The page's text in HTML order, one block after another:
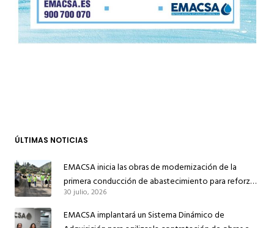
ÚLTIMAS NOTICIAS
EMACSA inicia las obras de modernización de la
primera conducción de abastecimiento para reforzar
el suministro de agua de Córdoba
30 julio, 2026
EMACSA implantará un Sistema Dinámico de